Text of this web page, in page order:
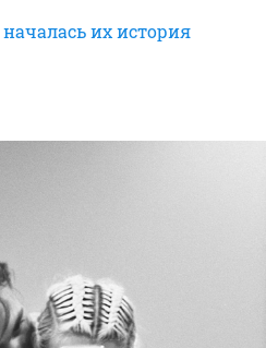
началась их история